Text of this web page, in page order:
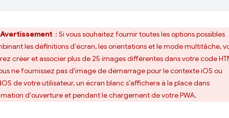
Avertissement : Si vous souhaitez fournir toutes les options possibles
les définitions d'écran, les orientations et le mode multitâche,
créer et associer plus de 25 images différentes dans votre code
ne fournissez pas d'image de démarrage pour le contexte iOS ou
de votre utilisateur, un écran blanc s'affichera à la place dans
d'ouverture et pendant le chargement de votre PWA.